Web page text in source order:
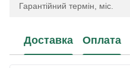
Гарантійний термін, міс.
Доставка Оплата